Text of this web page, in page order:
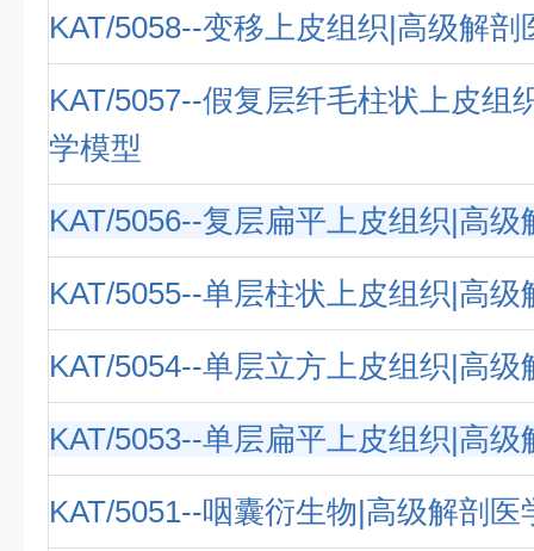
KAT/5058--变移上皮组织|高级解剖
KAT/5057--假复层纤毛柱状上皮组
学模型
KAT/5056--复层扁平上皮组织|高级
KAT/5055--单层柱状上皮组织|高级
KAT/5054--单层立方上皮组织|高级
KAT/5053--单层扁平上皮组织|高级
KAT/5051--咽囊衍生物|高级解剖医